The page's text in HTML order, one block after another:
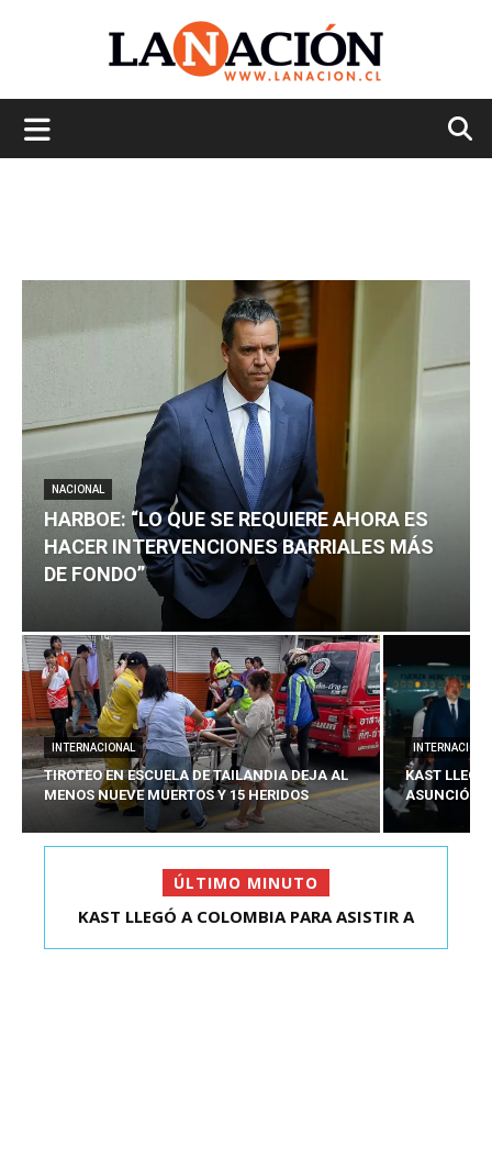
NACIONAL
HARBOE: “LO QUE SE REQUIERE AHORA ES
HACER INTERVENCIONES BARRIALES MÁS
DE FONDO”
INTERNACIONAL
TIROTEO EN ESCUELA DE TAILANDIA DEJA AL
MENOS NUEVE MUERTOS Y 15 HERIDOS
KAST
ASUNCIÓN
ÚLTIMO MINUTO
HARBOE: “LO QUE SE REQUIERE AHORA ES HACER
KAST LLEGÓ A COLOMBIA PARA ASISTIR A